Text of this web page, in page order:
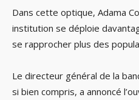
Dans cette optique, Adama
institution se déploie
se rapprocher plus des
Le directeur général de la
si bien compris, a annoncé